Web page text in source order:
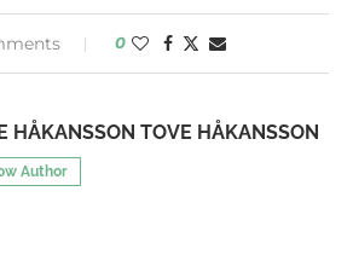
0
HÅKANSSON TOVE HÅKANSSON
Author